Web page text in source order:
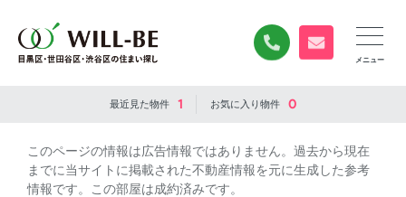
0120-840-834
無料お問い合
最近見た物件 1 お気に入り物件 0
このページの情報は広告情報ではありません。過去から現在
までに当サイトに掲載された不動産情報を元に生成した参考
情報です。この部屋は成約済みです。